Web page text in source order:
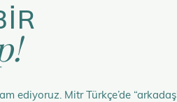
ediyoruz. Mitr Türkçe’de